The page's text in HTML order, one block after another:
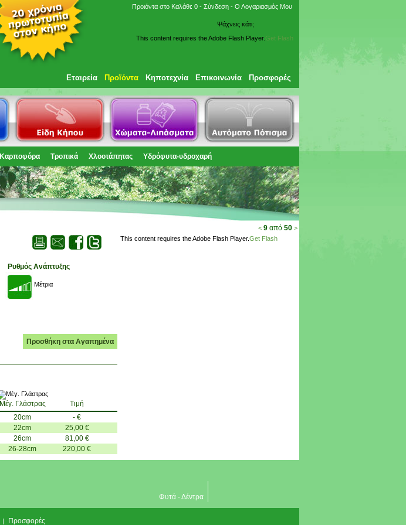
Προιόντα στο Καλάθι: 0 - Σύνδεση - Ο Λογαριασμός Μου
This content requires the Adobe Flash Player. Get Flash
Εταιρεία Προϊόντα Κηποτεχνία Επικοινωνία Προσφορές
Καρποφόρα Τροπικά Χλοοτάπητας Υδρόφυτα-υδροχαρή
< 9 από 50 >
Ρυθμός Ανάπτυξης
Μέτρια
Προσθήκη στα Αγαπημένα
Μέγ. Γλάστρας
Τιμή
20cm
- €
22cm
25,00 €
26cm
81,00 €
26-28cm 220,00 €
This content requires the Adobe Flash Player.Get Flash
Φυτά - Δέντρα
| Προσφορές